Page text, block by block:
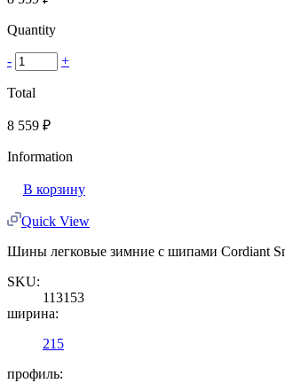
Quantity
- +
Total
8 559 ₽
Information
В корзину
Quick View
Шины легковые зимние с шипами Cordiant
SKU:
113153
ширина:
215
профиль: